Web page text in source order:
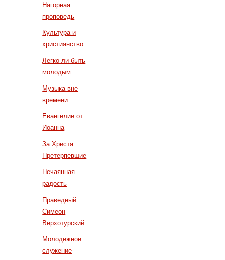
Нагорная
проповедь
Культура и
христианство
Легко ли быть
молодым
Музыка вне
времени
Евангелие от
Иоанна
За Христа
Претерпевшие
Нечаянная
радость
Праведный
Симеон
Верхотурский
Молодежное
служение